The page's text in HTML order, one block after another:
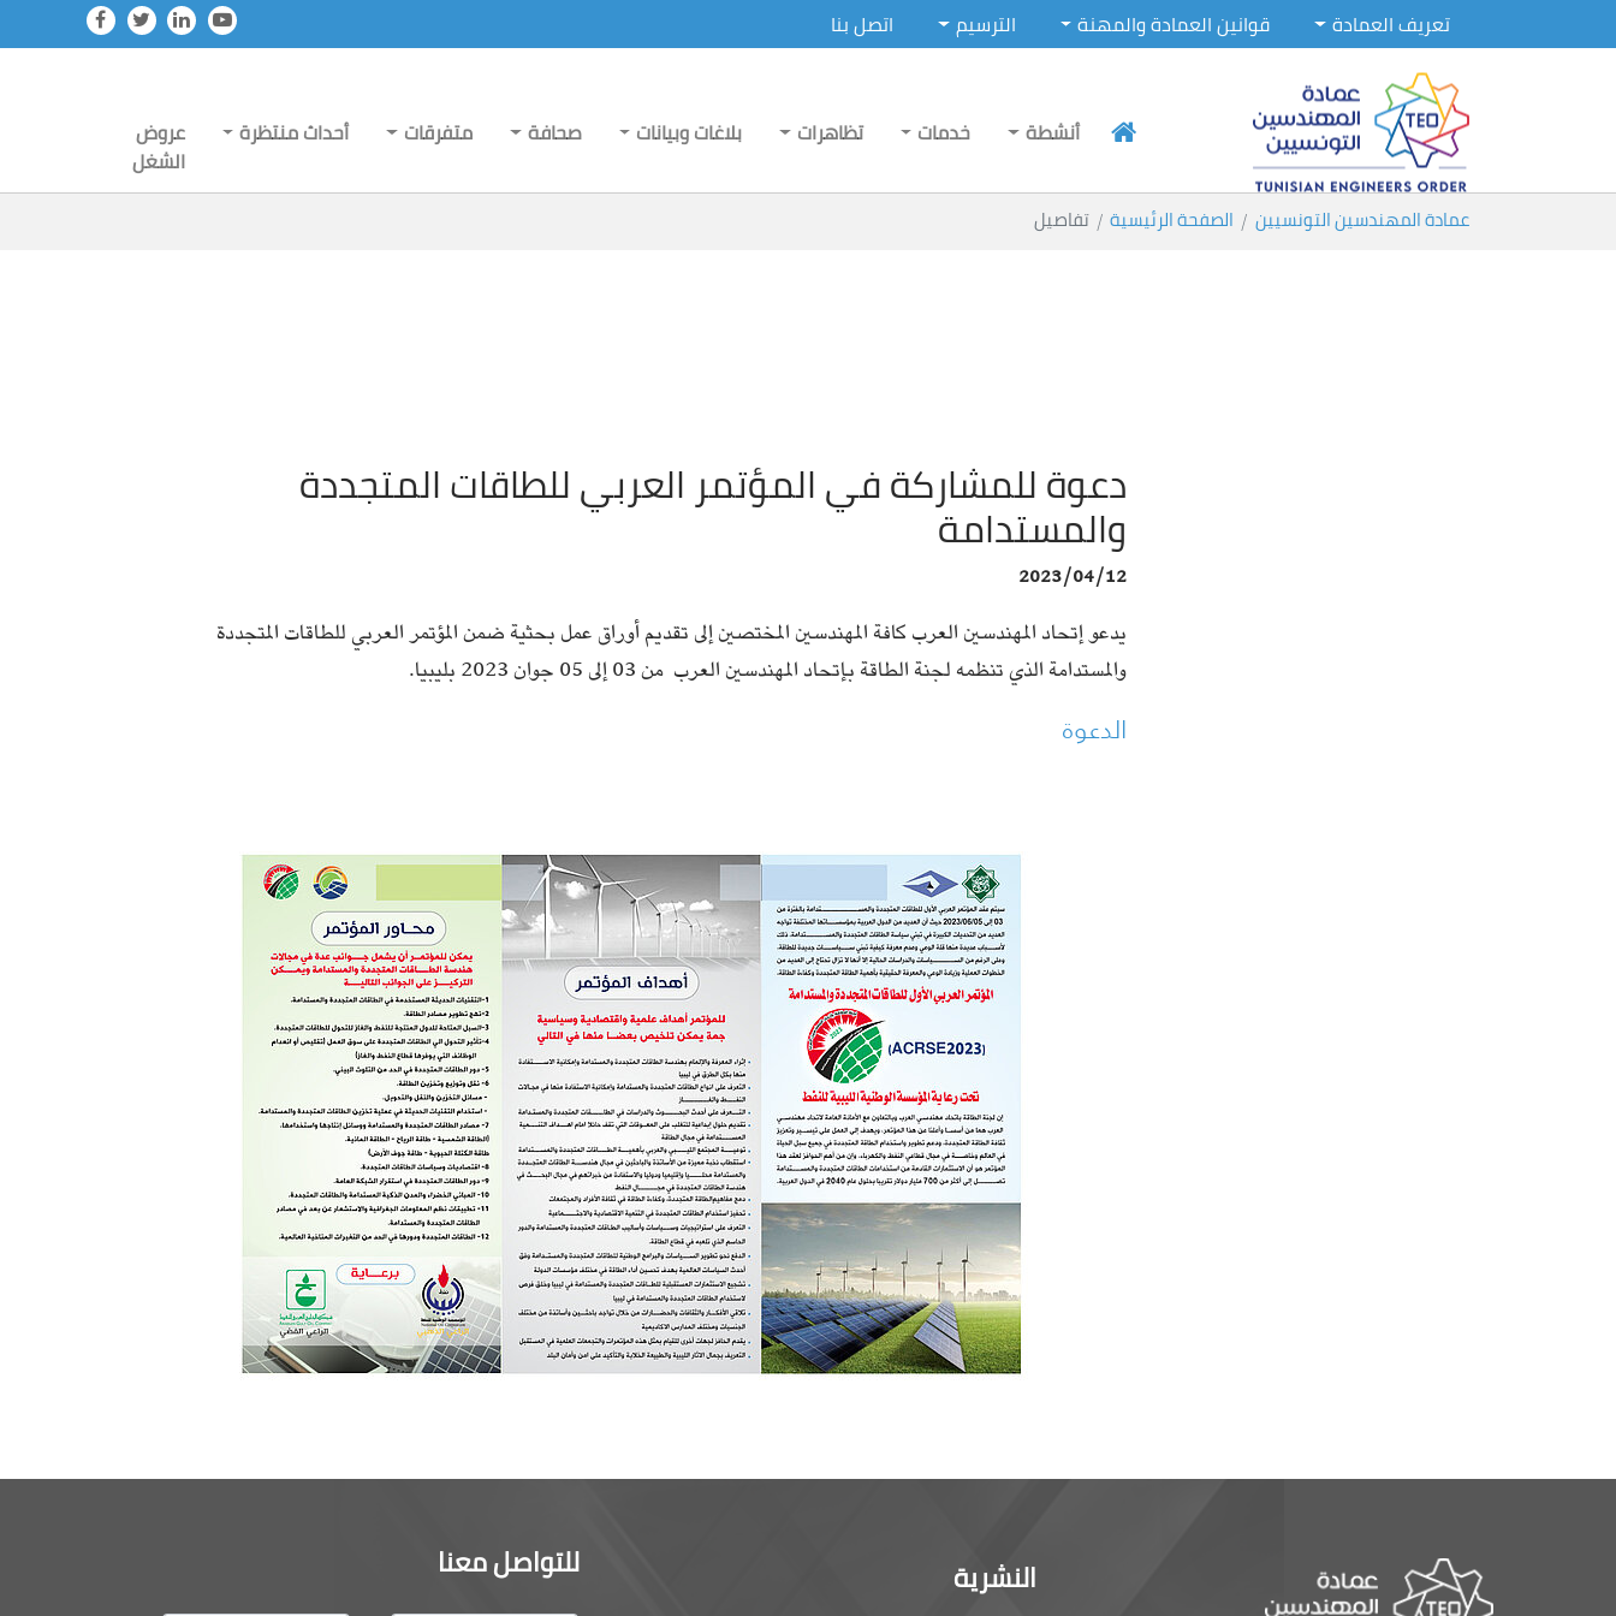
Skip to main content
تعريف العمادة قوانين العمادة والمهنة الترسيم اتصل بنا
أنشطة خدمات تظاهرات بلاغات وبيانات صحافة متفرقات أحداث منتظرة
عروض
الشغل
You are here:
عمادة المهندسين التونسيين الصفحة الرئيسية تفاصيل
دعوة للمشاركة في المؤتمر العربي للطاقات المتجددة
والمستدامة
2023/04/12
يدعو إتحاد المهندسين العرب كافة المهندسين المختصين إلى تقديم أوراق عمل بحثية ضمن المؤتمر العربي للطاقات المتجددة
والمستدامة الذي تنظمه لجنة الطاقة بإتحاد المهندسين العرب من 03 إلى 05 جوان 2023 بليبيا.
الدعوة
النشرية للتواصل معنا